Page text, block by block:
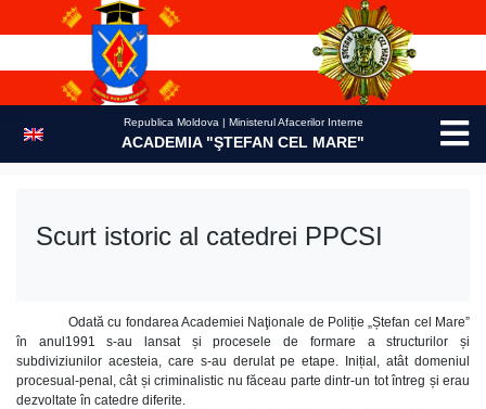
Republica Moldova | Ministerul Afacerilor Interne
ACADEMIA "ŞTEFAN CEL MARE"
Scurt istoric al catedrei PPCSI
Odată cu fondarea Academiei Naţionale de Poliție „Ștefan cel Mare”
în anul1991 s-au lansat și procesele de formare a structurilor și
subdiviziunilor acesteia, care s-au derulat pe etape. Inițial, atât domeniul
procesual-penal, cât și criminalistic nu făceau parte dintr-un tot întreg și erau
dezvoltate în catedre diferite.